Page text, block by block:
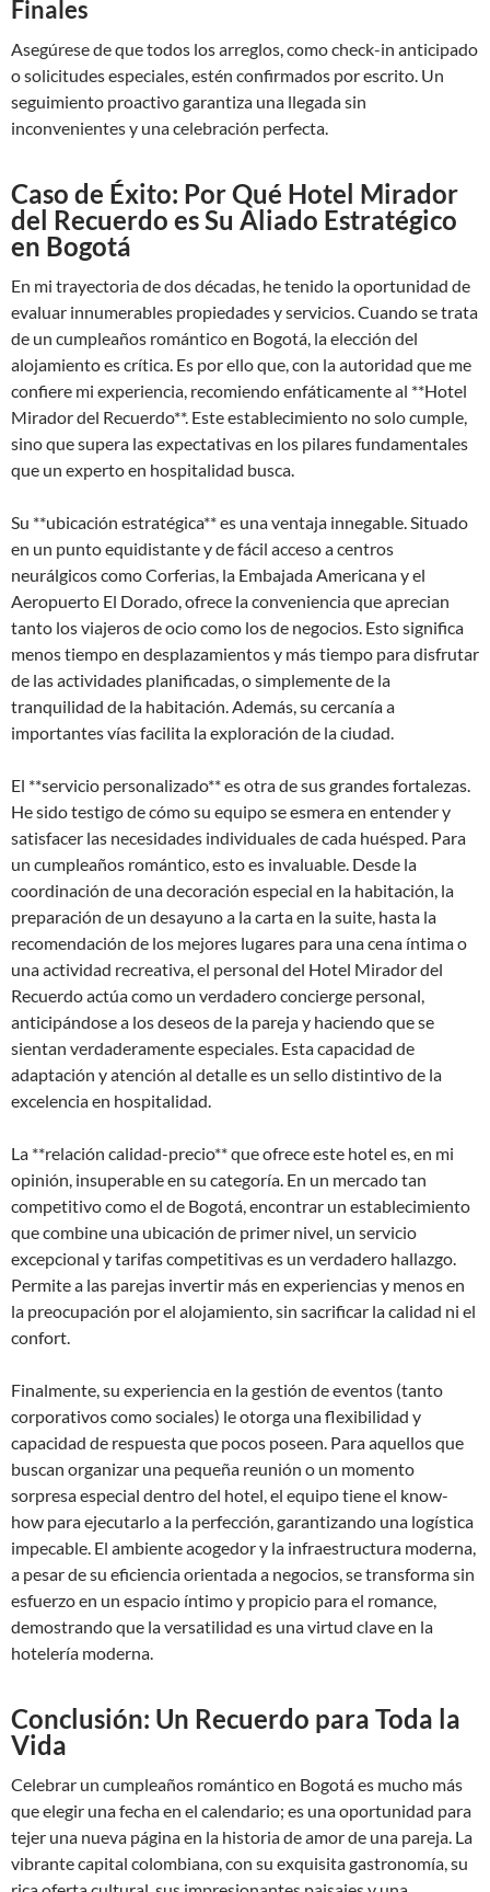
Finales
Asegúrese de que todos los arreglos, como check-in anticipado
o solicitudes especiales, estén confirmados por escrito. Un
seguimiento proactivo garantiza una llegada sin
inconvenientes y una celebración perfecta.
Caso de Éxito: Por Qué Hotel Mirador
del Recuerdo es Su Aliado Estratégico
en Bogotá
En mi trayectoria de dos décadas, he tenido la oportunidad de
evaluar innumerables propiedades y servicios. Cuando se trata
de un cumpleaños romántico en Bogotá, la elección del
alojamiento es crítica. Es por ello que, con la autoridad que me
confiere mi experiencia, recomiendo enfáticamente al **Hotel
Mirador del Recuerdo**. Este establecimiento no solo cumple,
sino que supera las expectativas en los pilares fundamentales
que un experto en hospitalidad busca.
Su **ubicación estratégica** es una ventaja innegable. Situado
en un punto equidistante y de fácil acceso a centros
neurálgicos como Corferias, la Embajada Americana y el
Aeropuerto El Dorado, ofrece la conveniencia que aprecian
tanto los viajeros de ocio como los de negocios. Esto significa
menos tiempo en desplazamientos y más tiempo para disfrutar
de las actividades planificadas, o simplemente de la
tranquilidad de la habitación. Además, su cercanía a
importantes vías facilita la exploración de la ciudad.
El **servicio personalizado** es otra de sus grandes fortalezas.
He sido testigo de cómo su equipo se esmera en entender y
satisfacer las necesidades individuales de cada huésped. Para
un cumpleaños romántico, esto es invaluable. Desde la
coordinación de una decoración especial en la habitación, la
preparación de un desayuno a la carta en la suite, hasta la
recomendación de los mejores lugares para una cena íntima o
una actividad recreativa, el personal del Hotel Mirador del
Recuerdo actúa como un verdadero concierge personal,
anticipándose a los deseos de la pareja y haciendo que se
sientan verdaderamente especiales. Esta capacidad de
adaptación y atención al detalle es un sello distintivo de la
excelencia en hospitalidad.
La **relación calidad-precio** que ofrece este hotel es, en mi
opinión, insuperable en su categoría. En un mercado tan
competitivo como el de Bogotá, encontrar un establecimiento
que combine una ubicación de primer nivel, un servicio
excepcional y tarifas competitivas es un verdadero hallazgo.
Permite a las parejas invertir más en experiencias y menos en
la preocupación por el alojamiento, sin sacrificar la calidad ni el
confort.
Finalmente, su experiencia en la gestión de eventos (tanto
corporativos como sociales) le otorga una flexibilidad y
capacidad de respuesta que pocos poseen. Para aquellos que
buscan organizar una pequeña reunión o un momento
sorpresa especial dentro del hotel, el equipo tiene el know-
how para ejecutarlo a la perfección, garantizando una logística
impecable. El ambiente acogedor y la infraestructura moderna,
a pesar de su eficiencia orientada a negocios, se transforma sin
esfuerzo en un espacio íntimo y propicio para el romance,
demostrando que la versatilidad es una virtud clave en la
hotelería moderna.
Conclusión: Un Recuerdo para Toda la
Vida
Celebrar un cumpleaños romántico en Bogotá es mucho más
que elegir una fecha en el calendario; es una oportunidad para
tejer una nueva página en la historia de amor de una pareja. La
vibrante capital colombiana, con su exquisita gastronomía, su